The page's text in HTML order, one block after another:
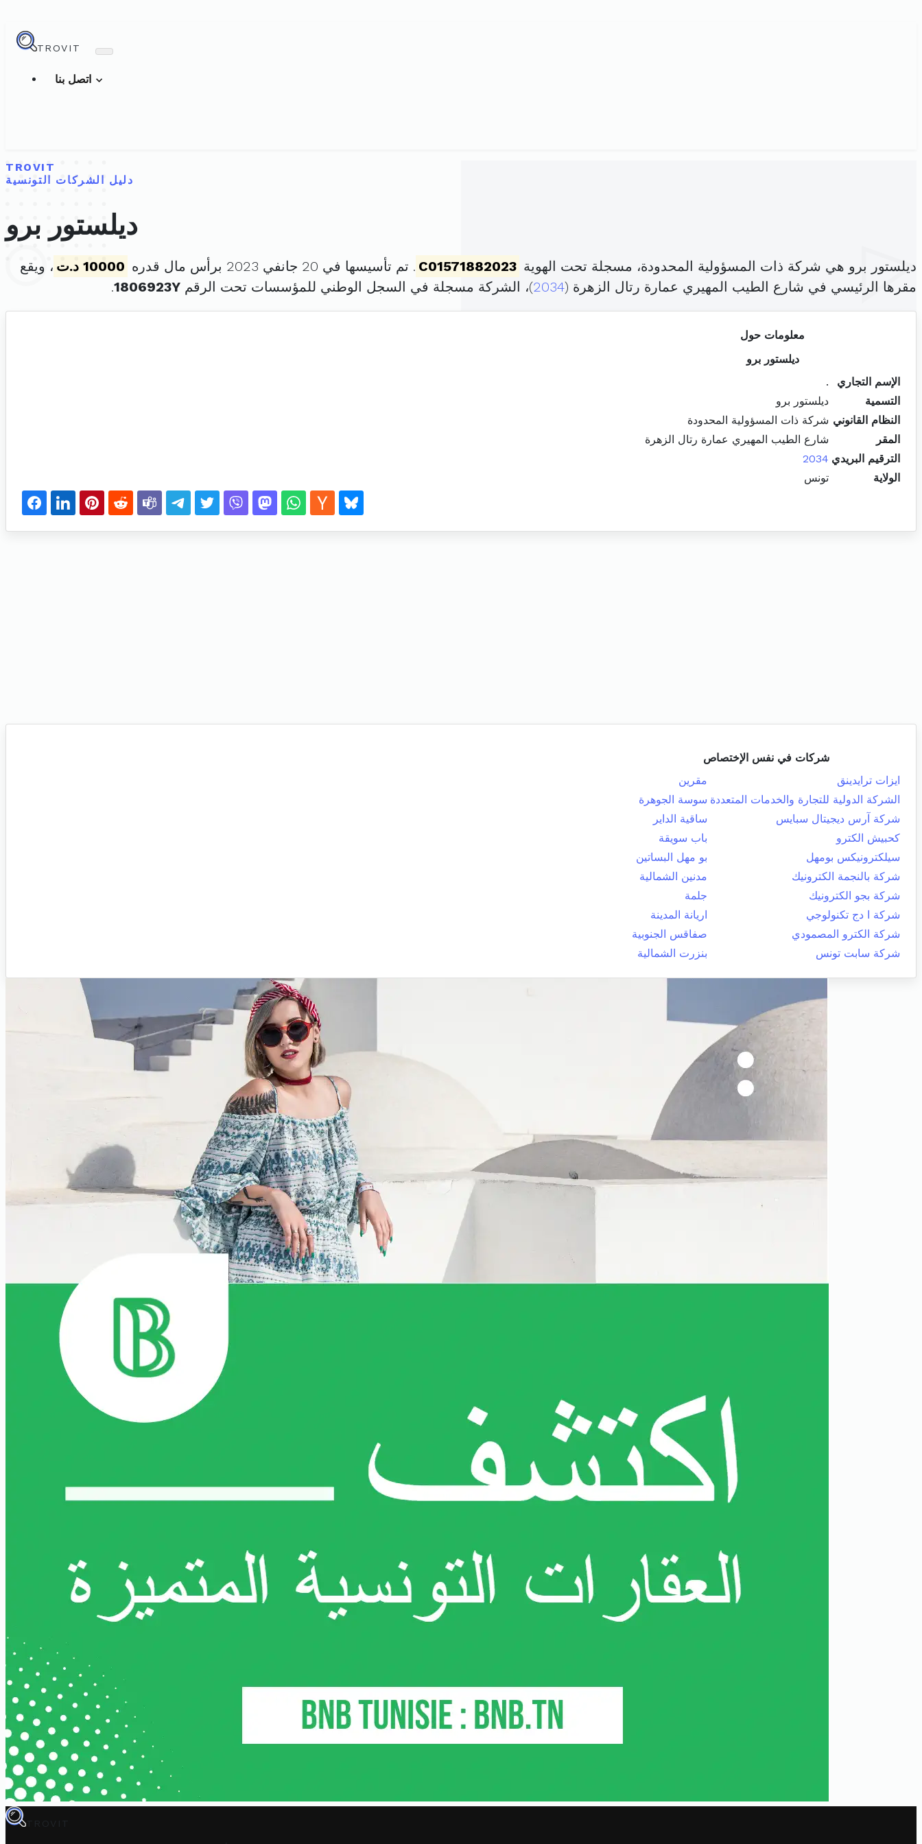
TROVIT
TROVIT
دليل الشركات التونسية
ديلستور برو
ديلستور برو هي شركة ذات المسؤولية المحدودة، مسجلة تحت الهوية C01571882023 . تم تأسيسها في 20 جانفي 2023 برأس مال قدره 10000 د.ت
، ويقع
مقرها الرئيسي في شارع الطيب المهيري عمارة رتال الزهرة (2034)، الشركة مسجلة في السجل الوطني للمؤسسات تحت الرقم 1806923Y
.
معلومات حول
ديلستور برو
الإسم التجاري
.
التسمية
ديلستور برو
النظام القانوني شركة ذات المسؤولية المحدودة
المقر
شارع الطيب المهيري عمارة رتال الزهرة
الترقيم البريدي 2034
الولاية
تونس
شركات في نفس الإختصاص
ايزات ترايدينق
مقرين
الشركة الدولية للتجارة والخدمات المتعددة سوسة الجوهرة
شركة آرس ديجيتال سبايس
ساقية الداير
كحبيش الكترو
باب سويقة
سيلكترونيكس بومهل
بو مهل البساتين
شركة بالنجمة الكترونيك
مدنين الشمالية
شركة بجو الكترونيك
جلمة
شركة ا دج تكنولوجي
اريانة المدينة
شركة الكترو المصمودي
صفاقس الجنوبية
شركة سابت تونس
بنزرت الشمالية
TROVIT